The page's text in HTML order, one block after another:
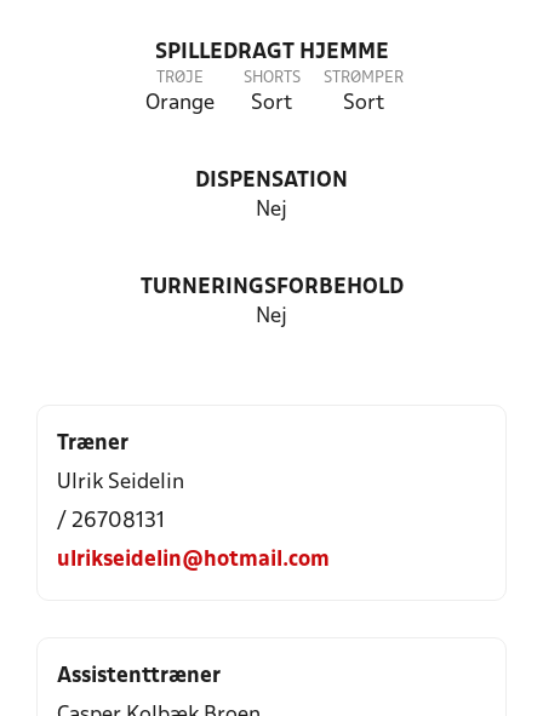
SPILLEDRAGT HJEMME
TRØJE
Orange
SHORTS
Sort
STRØMPER
Sort
DISPENSATION
Nej
TURNERINGSFORBEHOLD
Nej
Træner
Ulrik Seidelin
/ 26708131
ulrikseidelin@hotmail.com
Assistenttræner